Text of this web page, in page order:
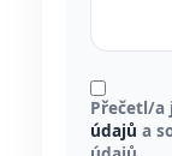
Přečetl/a
údajů a